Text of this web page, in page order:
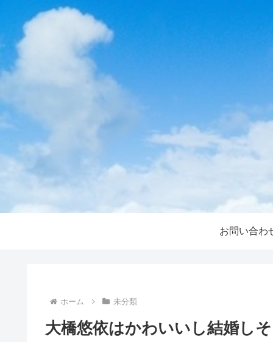
お問い合わ
ホーム 未分類
大橋悠依はかわいいし結婚し